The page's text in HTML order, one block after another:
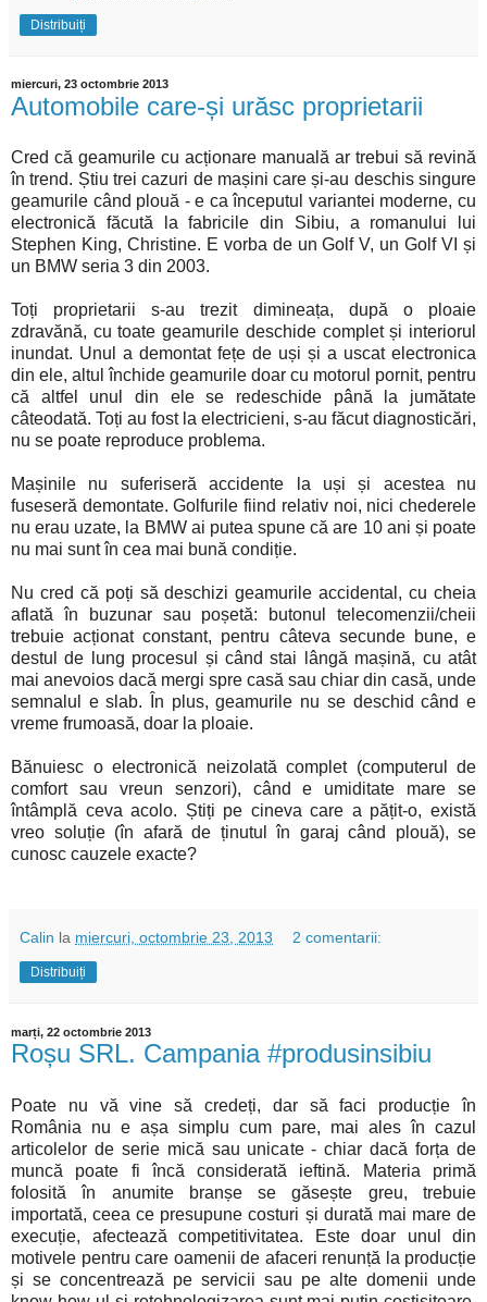
Distribuiți
miercuri, 23 octombrie 2013
Automobile care-și urăsc proprietarii
Cred că geamurile cu acționare manuală ar trebui să revină
în trend. Știu trei cazuri de mașini care și-au deschis singure
geamurile când plouă - e ca începutul variantei moderne, cu
electronică făcută la fabricile din Sibiu, a romanului lui
Stephen King, Christine. E vorba de un Golf V, un Golf VI și
un BMW seria 3 din 2003.
Toți proprietarii s-au trezit dimineața, după o ploaie
zdravănă, cu toate geamurile deschide complet și interiorul
inundat. Unul a demontat fețe de uși și a uscat electronica
din ele, altul închide geamurile doar cu motorul pornit, pentru
că altfel unul din ele se redeschide până la jumătate
câteodată. Toți au fost la electricieni, s-au făcut diagnosticări,
nu se poate reproduce problema.
Mașinile nu suferiseră accidente la uși și acestea nu
fuseseră demontate. Golfurile fiind relativ noi, nici chederele
nu erau uzate, la BMW ai putea spune că are 10 ani și poate
nu mai sunt în cea mai bună condiție.
Nu cred că poți să deschizi geamurile accidental, cu cheia
aflată în buzunar sau poșetă: butonul telecomenzii/cheii
trebuie acționat constant, pentru câteva secunde bune, e
destul de lung procesul și când stai lângă mașină, cu atât
mai anevoios dacă mergi spre casă sau chiar din casă, unde
semnalul e slab. În plus, geamurile nu se deschid când e
vreme frumoasă, doar la ploaie.
Bănuiesc o electronică neizolată complet (computerul de
comfort sau vreun senzori), când e umiditate mare se
întâmplă ceva acolo. Știți pe cineva care a pățit-o, există
vreo soluție (în afară de ținutul în garaj când plouă), se
cunosc cauzele exacte?
Calin la miercuri, octombrie 23, 2013 2 comentarii:
Distribuiți
marți, 22 octombrie 2013
Roșu SRL. Campania #produsinsibiu
Poate nu vă vine să credeți, dar să faci producție în
România nu e așa simplu cum pare, mai ales în cazul
articolelor de serie mică sau unicate - chiar dacă forța de
muncă poate fi încă considerată ieftină. Materia primă
folosită în anumite branșe se găsește greu, trebuie
importată, ceea ce presupune costuri și durată mai mare de
execuție, afectează competitivitatea. Este doar unul din
motivele pentru care oamenii de afaceri renunță la producție
și se concentrează pe servicii sau pe alte domenii unde